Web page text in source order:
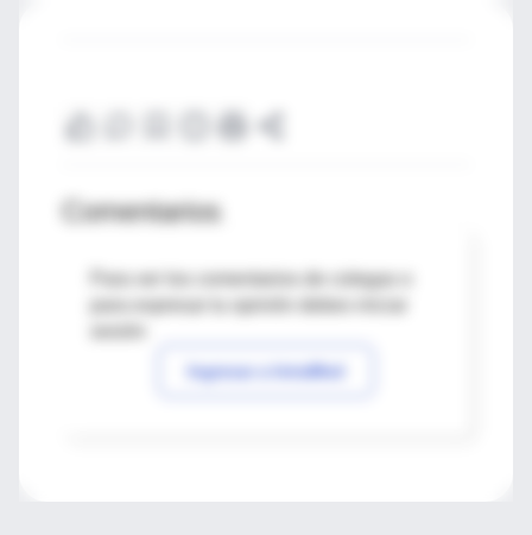
Comentarios
Para ver los comentarios de colegas o
Ingresar a IntraMed